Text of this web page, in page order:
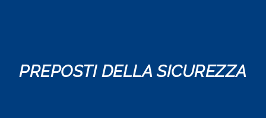
PREPOSTI DELLA SICUREZZA